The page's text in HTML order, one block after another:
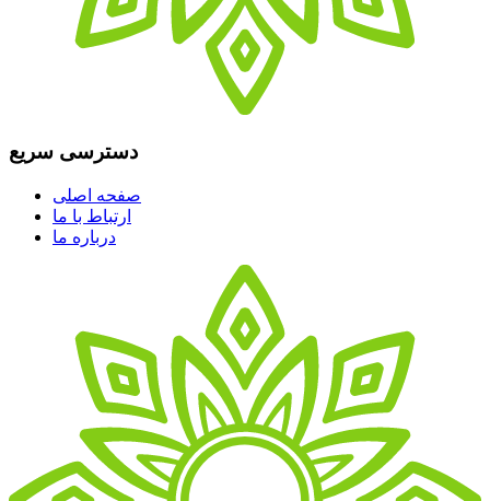
دسترسی سریع
صفحه اصلی
ارتباط با ما
درباره ما